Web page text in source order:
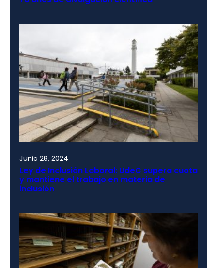
Junio 28, 2024
Ley de Inclusión Laboral: UdeC supera cuota
y mantiene el trabajo en materia de
inclusión